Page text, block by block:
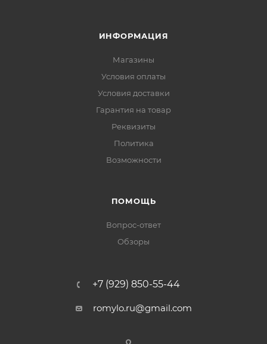
ИНФОРМАЦИЯ
Магазины
Условия оплаты
Условия доставки
Гарантия на товар
Реквизиты
Политика
Возможности
ПОМОЩЬ
Вопрос-ответ
Обзоры
+7 (929) 850-55-44
romylo.ru@gmail.com